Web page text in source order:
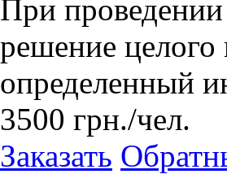
При
решение целого
определенный
3500 грн./чел.
Заказать